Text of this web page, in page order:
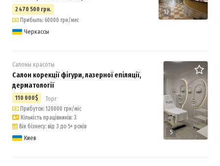
12
2 470 500 грн.
Прибыль: 60000 грн/мес
Черкассы
5
Салоны красоты
Салон корекції фігури, лазерної епіляції,
дерматології
110 000$ Торг
Прибуток: 120000 грн/міс
Кількість працівників: 3
Вік бізнесу: від 3 до 5+ років
Киев